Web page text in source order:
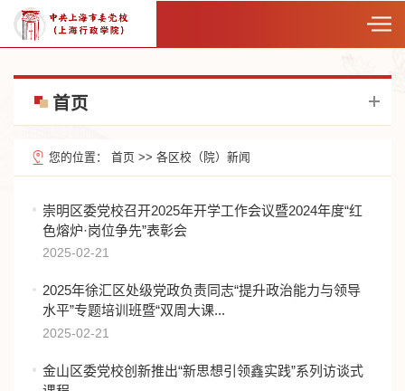
首页
您的位置： 首页 >> 各区校（院）新闻
崇明区委党校召开2025年开学工作会议暨2024年度“红
色熔炉·岗位争先”表彰会
2025-02-21
2025年徐汇区处级党政负责同志“提升政治能力与领导
水平”专题培训班暨“双周大课...
2025-02-21
金山区委党校创新推出“新思想引领鑫实践”系列访谈式